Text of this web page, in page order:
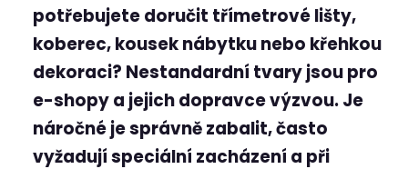
potřebujete doručit třímetrové lišty,
koberec, kousek nábytku nebo křehkou
dekoraci? Nestandardní tvary jsou pro
e-shopy a jejich dopravce výzvou. Je
náročné je správně zabalit, často
vyžadují speciální zacházení a při